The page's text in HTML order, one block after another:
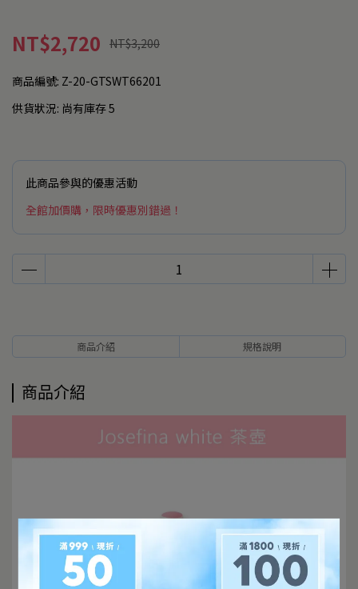
NT$2,720 NT$3,200
商品編號: Z-20-GTSWT66201
供貨狀況: 尚有庫存 5
此商品參與的優惠活動
全館加價購，限時優惠別錯過！
商品介紹 規格說明
商品介紹